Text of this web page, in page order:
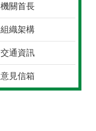
機關首長
組織架構
交通資訊
意見信箱